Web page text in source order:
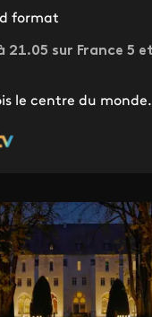
format
21.05 sur France 5
le centre du monde.